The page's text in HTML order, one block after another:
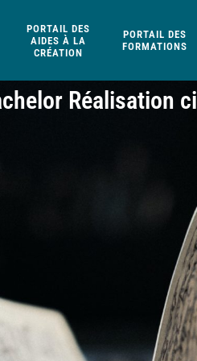
PORTAIL DES
AIDES À LA
CRÉATION
PORTAIL DES
FORMATIONS
Réalisation